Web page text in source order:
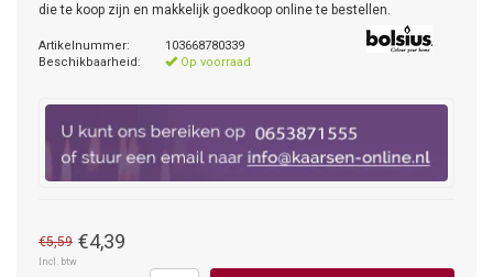
die te koop zijn en makkelijk goedkoop online te bestellen.
Artikelnummer:
103668780339
Beschikbaarheid:
Op voorraad
€5,59 €4,39
Incl. btw